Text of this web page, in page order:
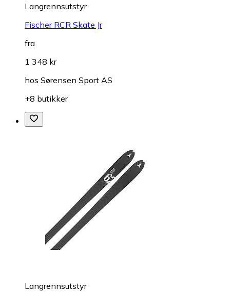
Langrennsutstyr
Fischer RCR Skate Jr
fra
1 348 kr
hos Sørensen Sport AS
+8 butikker
Langrennsutstyr